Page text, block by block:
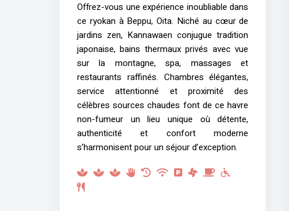
Offrez-vous une expérience inoubliable dans
ce ryokan à Beppu, Oita. Niché au cœur de
jardins zen, Kannawaen conjugue tradition
japonaise, bains thermaux privés avec vue
sur la montagne, spa, massages et
restaurants raffinés. Chambres élégantes,
service attentionné et proximité des
célèbres sources chaudes font de ce havre
non-fumeur un lieu unique où détente,
authenticité et confort moderne
s’harmonisent pour un séjour d’exception.